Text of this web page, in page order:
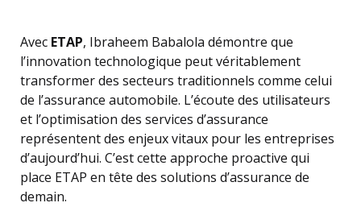
Avec ETAP, Ibraheem Babalola démontre que
l’innovation technologique peut véritablement
transformer des secteurs traditionnels comme celui
de l’assurance automobile. L’écoute des utilisateurs
et l’optimisation des services d’assurance
représentent des enjeux vitaux pour les entreprises
d’aujourd’hui. C’est cette approche proactive qui
place ETAP en tête des solutions d’assurance de
demain.